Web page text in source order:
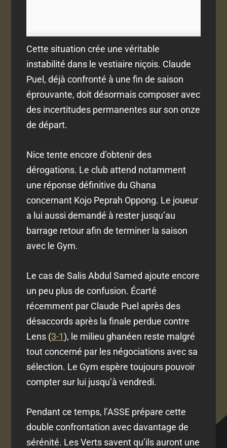
Cette situation crée une véritable
instabilité dans le vestiaire niçois. Claude
Puel, déjà confronté à une fin de saison
éprouvante, doit désormais composer avec
des incertitudes permanentes sur son onze
de départ.
Nice tente encore d’obtenir des
dérogations. Le club attend notamment
une réponse définitive du Ghana
concernant Kojo Peprah Oppong. Le joueur
a lui aussi demandé à rester jusqu’au
barrage retour afin de terminer la saison
avec le Gym.
Le cas de Salis Abdul Samed ajoute encore
un peu plus de confusion. Écarté
récemment par Claude Puel après des
désaccords après la finale perdue contre
Lens (3-1), le milieu ghanéen reste malgré
tout concerné par les négociations avec sa
sélection. Le Gym espère toujours pouvoir
compter sur lui jusqu’à vendredi.
Pendant ce temps, l’ASSE prépare cette
double confrontation avec davantage de
sérénité. Les Verts savent qu’ils auront une